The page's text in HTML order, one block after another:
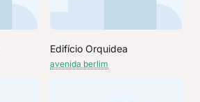
Edifício Orquidea
avenida berlim